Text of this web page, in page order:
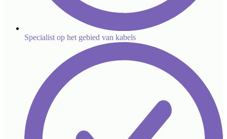
Specialist op het gebied van kabels